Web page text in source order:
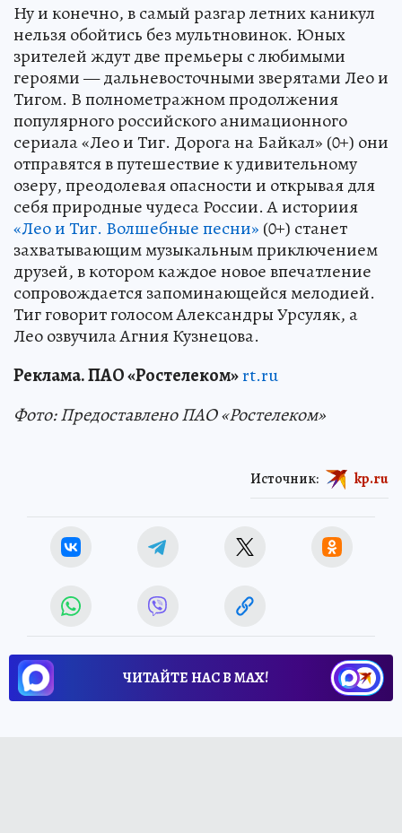
Ну и конечно, в самый разгар летних каникул
нельзя обойтись без мультновинок. Юных
зрителей ждут две премьеры с любимыми
героями — дальневосточными зверятами Лео и
Тигом. В полнометражном продолжения
популярного российского анимационного
сериала «Лео и Тиг. Дорога на Байкал» (0+) они
отправятся в путешествие к удивительному
озеру, преодолевая опасности и открывая для
себя природные чудеса России. А историия
«Лео и Тиг. Волшебные песни» (0+) станет
захватывающим музыкальным приключением
друзей, в котором каждое новое впечатление
сопровождается запоминающейся мелодией.
Тиг говорит голосом Александры Урсуляк, а
Лео озвучила Агния Кузнецова.
Реклама. ПАО «Ростелеком»rt.ru
Фото: Предоставлено ПАО «Ростелеком»
Источник: kp.ru
ЧИТАЙТЕ НАС В МАХ!